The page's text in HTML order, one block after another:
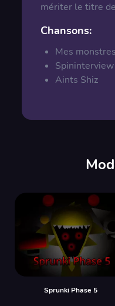
mériter le titre
Chansons:
Mes monstres
Spininterview
Aints Shiz
Sprunki Phase 5